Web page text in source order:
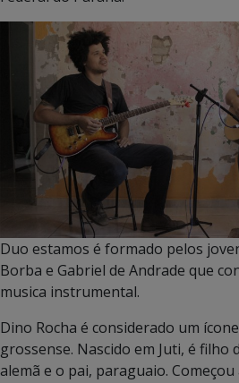
Duo estamos é formado pelos
Borba e Gabriel de Andrade que
musica instrumental.
Dino Rocha é considerado um
grossense. Nascido em Juti, é filho
alemã e o pai, paraguaio.